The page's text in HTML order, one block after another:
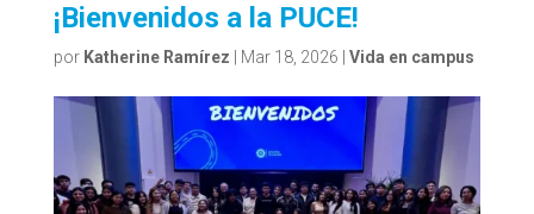
¡Bienvenidos a la PUCE!
por Katherine Ramírez Mar 18, 2026 Vida en campus